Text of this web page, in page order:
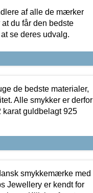
af alle de mærker
du får den bedste
se deres udvalg.
de bedste materialer,
Alle smykker er derfor
karat guldbelagt 925
smykkemærke med
Jewellery er kendt for